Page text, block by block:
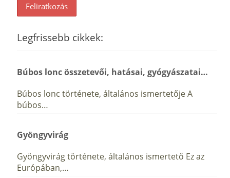
Legfrissebb cikkek:
Búbos lonc összetevői, hatásai, gyógyászatai…
Búbos lonc története, általános ismertetője A
búbos…
Gyöngyvirág
Gyöngyvirág története, általános ismertető Ez az
Európában,…